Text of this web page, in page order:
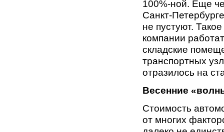
100%-ной. Еще
Санкт-
не пустуют.
компании
складские
транспортных
отразилось на
Весенние
Стоимость
от многих